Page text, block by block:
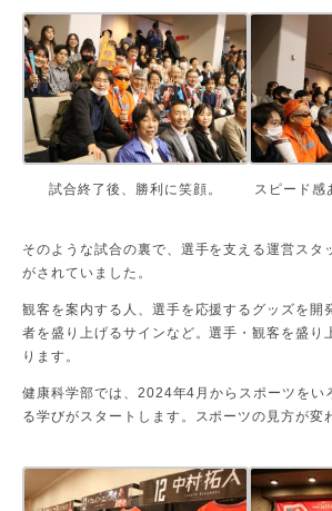
試合終了後、勝利に笑顔。 スピード感
そのような試合の裏で、選手を支える運営スタ
がされていました。
観客を案内する人、選手を応援するグッズを開
者を盛り上げるサインなど。選手・観客を盛り
ります。
健康科学部では、2024年4月からスポーツをい
る学びがスタートします。スポーツの見方が変